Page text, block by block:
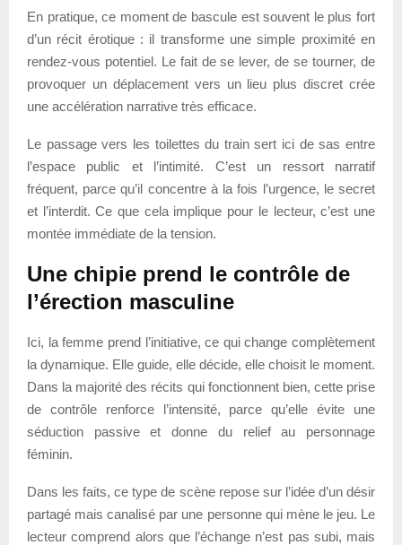
En pratique, ce moment de bascule est souvent le plus fort
d’un récit érotique : il transforme une simple proximité en
rendez-vous potentiel. Le fait de se lever, de se tourner, de
provoquer un déplacement vers un lieu plus discret crée
une accélération narrative très efficace.
Le passage vers les toilettes du train sert ici de sas entre
l’espace public et l’intimité. C’est un ressort narratif
fréquent, parce qu’il concentre à la fois l’urgence, le secret
et l’interdit. Ce que cela implique pour le lecteur, c’est une
montée immédiate de la tension.
Une chipie prend le contrôle de
l’érection masculine
Ici, la femme prend l’initiative, ce qui change complètement
la dynamique. Elle guide, elle décide, elle choisit le moment.
Dans la majorité des récits qui fonctionnent bien, cette prise
de contrôle renforce l’intensité, parce qu’elle évite une
séduction passive et donne du relief au personnage
féminin.
Dans les faits, ce type de scène repose sur l’idée d’un désir
partagé mais canalisé par une personne qui mène le jeu. Le
lecteur comprend alors que l’échange n’est pas subi, mais